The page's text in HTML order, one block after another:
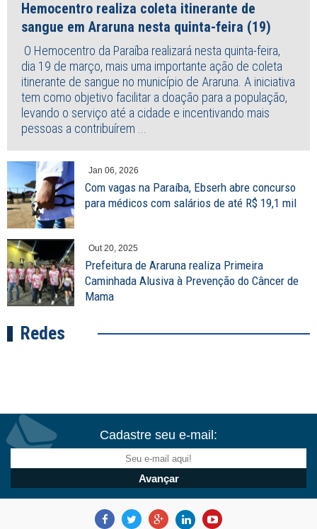
Hemocentro realiza coleta itinerante de
sangue em Araruna nesta quinta-feira (19)
O Hemocentro da Paraíba realizará nesta quinta-feira,
dia 19 de março, mais uma importante ação de coleta
itinerante de sangue no município de Araruna. A iniciativa
tem como objetivo facilitar a doação para a população,
levando o serviço até a cidade e incentivando mais
pessoas a contribuírem ...
Jan 06, 2026
Com vagas na Paraíba, Ebserh abre concurso
para médicos com salários de até R$ 19,1 mil
Out 20, 2025
Prefeitura de Araruna realiza Primeira
Caminhada Alusiva à Prevenção do Câncer de
Mama
Redes
Cadastre seu e-mail: